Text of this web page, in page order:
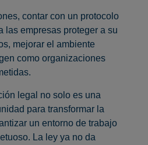
contar con un protocolo
las empresas proteger a su
mejorar el ambiente
como organizaciones
legal no solo es una
para transformar la
un entorno de trabajo
La ley ya no da